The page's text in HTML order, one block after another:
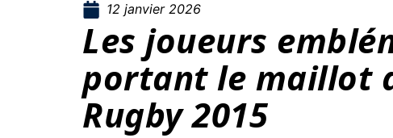
12 janvier 2026
Les joueurs
portant le maillot
Rugby 2015